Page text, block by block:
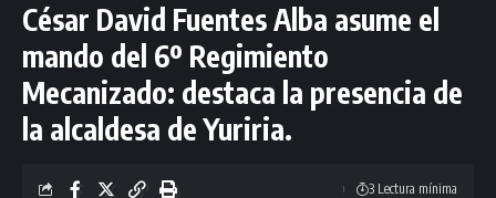
César David Fuentes Alba asume el
mando del 6º Regimiento
Mecanizado: destaca la presencia de
la alcaldesa de Yuriria.
3 Lectura mínima